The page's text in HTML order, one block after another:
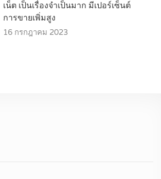
เน็ต เป็นเรื่องจำเป็นมาก มีเปอร์เซ็นต์
การขายเพิ่มสูง
16 กรกฎาคม 2023